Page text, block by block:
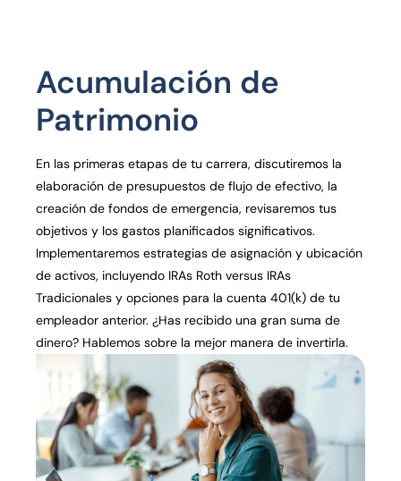
Acumulación de
Patrimonio
En las primeras etapas de tu carrera, discutiremos la
elaboración de presupuestos de flujo de efectivo, la
creación de fondos de emergencia, revisaremos tus
objetivos y los gastos planificados significativos.
Implementaremos estrategias de asignación y ubicación
de activos, incluyendo IRAs Roth versus IRAs
Tradicionales y opciones para la cuenta 401(k) de tu
empleador anterior. ¿Has recibido una gran suma de
dinero? Hablemos sobre la mejor manera de invertirla.